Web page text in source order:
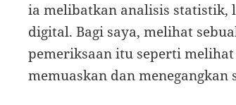
ia melibatkan analisis
digital. Bagi saya, melihat
pemeriksaan itu seperti
memuaskan dan menegangkan